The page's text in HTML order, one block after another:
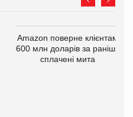
Amazon поверне клієнтам
600 млн доларів за раніше
сплачені мита